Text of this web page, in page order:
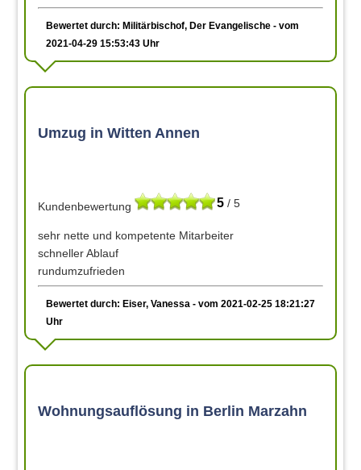
Bewertet durch: Militärbischof, Der Evangelische - vom
2021-04-29 15:53:43 Uhr
Umzug in Witten Annen
5 / 5
Kundenbewertung
sehr nette und kompetente Mitarbeiter
schneller Ablauf
rundumzufrieden
Bewertet durch: Eiser, Vanessa - vom 2021-02-25 18:21:27
Uhr
Wohnungsauflösung in Berlin Marzahn